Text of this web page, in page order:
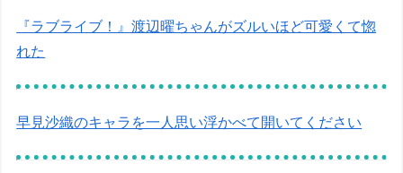
『ラブライブ！』渡辺曜ちゃんがズルいほど可愛くて惚
れた
早見沙織のキャラを一人思い浮かべて開いてください